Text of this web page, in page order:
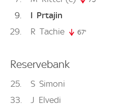
9 I Prtajin
29
R Tachie 67'
Reservebank
25 S Simoni
33
J Elvedi